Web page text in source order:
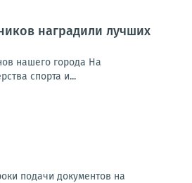
наградили лучших
нашего города На
спорта и...
подачи документов на